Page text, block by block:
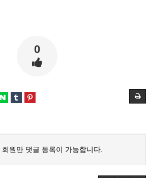
0
회원만 댓글 등록이 가능합니다.